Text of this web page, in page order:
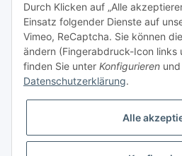
2870 Aspang
eMail: info@turboloch.at
Tel: +43 (0)660/1314150
Di - Fr 9-17 Uhr / Fr 9-12 Uhr
Achtung keine Abholung mehr
Durch Klicken auf „Alle
Einsatz folgender Dienste auf
Vimeo, ReCaptcha. Sie können
ändern (Fingerabdruck-Icon links
finden Sie unter Konfigurieren
Datenschutzerklärung.
Alle